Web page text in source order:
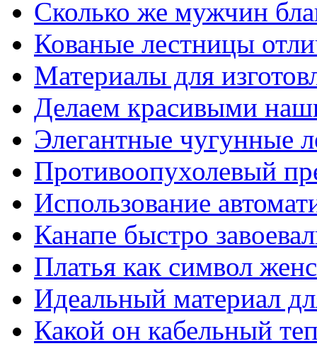
Сколько же мужчин
Кованые лестницы
Материалы для
Делаем красивыми
Элегантные чугунные
Противоопухолевый
Использование
Канапе быстро
Платья как символ
Идеальный материал
Какой он кабельный